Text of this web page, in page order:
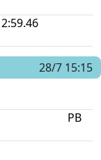
2:59.46
28/7 15:15
PB